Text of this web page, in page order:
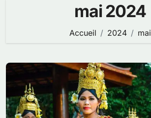
mai 2024
Accueil 2024 mai